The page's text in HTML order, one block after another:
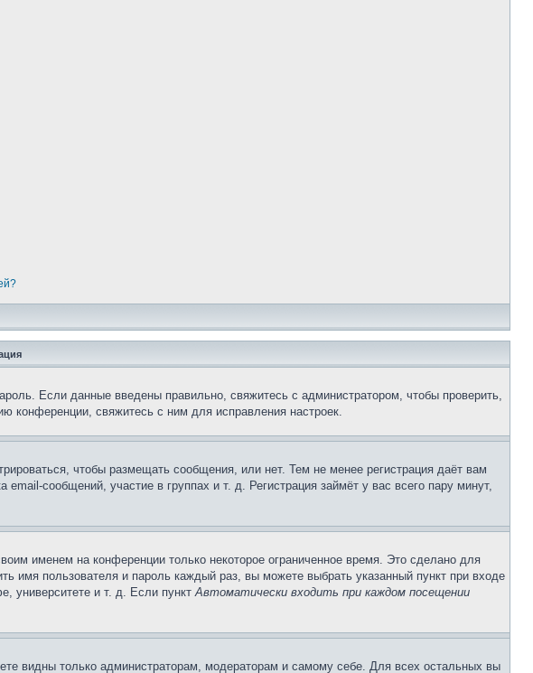
Если данные введены правильно, свяжитесь с администратором, чтобы проверить,
конференции, свяжитесь с ним для исправления настроек.
чтобы размещать сообщения, или нет. Тем не менее регистрация даёт вам
сообщений, участие в группах и т. д. Регистрация займёт у вас всего пару минут,
именем на конференции только некоторое ограниченное время. Это сделано для
имя пользователя и пароль каждый раз, вы можете выбрать указанный пункт при входе
университете и т. д. Если пунктАвтоматически входить при каждом посещении
видны только администраторам, модераторам и самому себе. Для всех остальных вы